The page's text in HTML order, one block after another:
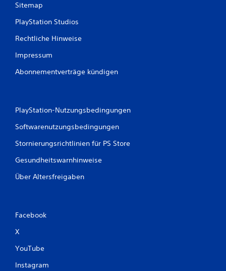
u
t
z
i
r
u
a
S
p
i
Sitemap
PlayStation Studios
Rechtliche Hinweise
Impressum
Abonnementverträge kündigen
PlayStation-Nutzungsbedingungen
Softwarenutzungsbedingungen
Stornierungsrichtlinien für PS Store
Gesundheitswarnhinweise
Über Altersfreigaben
Facebook
X
YouTube
Instagram